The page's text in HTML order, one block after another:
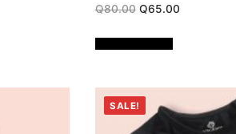
Q80.00 Original
price
Q80.00.
Q65.00Current
SALE!